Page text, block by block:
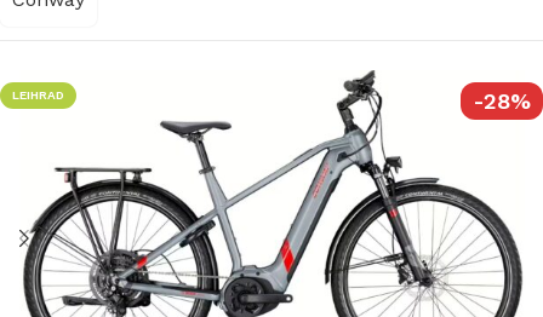
-28%
LEIHRAD